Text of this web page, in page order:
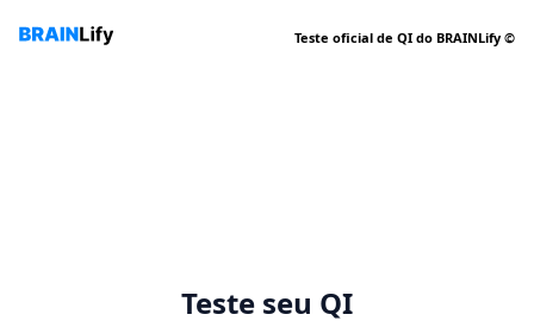
Teste oficial de QI do BRAINLify ©
Teste seu QI